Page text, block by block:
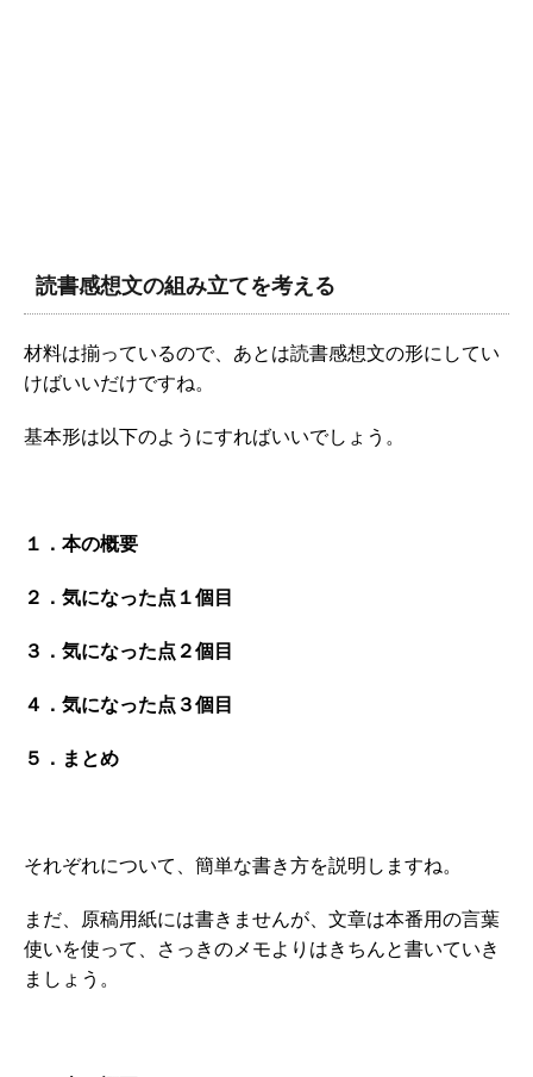
読書感想文の組み立てを考える
材料は揃っているので、あとは読書感想文の形にしてい
けばいいだけですね。
基本形は以下のようにすればいいでしょう。
１．本の概要
２．気になった点１個目
３．気になった点２個目
４．気になった点３個目
５．まとめ
それぞれについて、簡単な書き方を説明しますね。
まだ、原稿用紙には書きませんが、文章は本番用の言葉
使いを使って、さっきのメモよりはきちんと書いていき
ましょう。